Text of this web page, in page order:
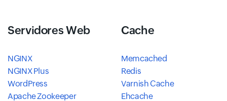
Servidores Web
NGINX
NGINX Plus
WordPress
Apache Zookeeper
Cache
Memcached
Redis
Varnish Cache
Ehcache